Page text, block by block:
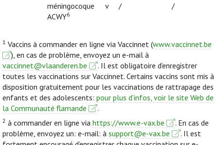
méningocoque
ACWY6
v / /
1 Vaccins à commander en ligne via Vaccinnet (www.vaccinnet.be
), en cas de problème, envoyez un e-mail à
vaccinnet@vlaanderen.be
. Il est obligatoire d’enregistrer
toutes les vaccinations sur Vaccinnet. Certains vaccins sont mis à
disposition gratuitement pour les vaccinations de rattrapage des
enfants et des adolescents: pour plus d’infos, voir le site Web de
la Communauté flamande
.
2 à commander en ligne via https://www.e-vax.be
. En cas de
problème, envoyez un: e-mail: à support@e-vax.be
. Il est